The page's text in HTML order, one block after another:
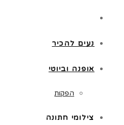
נעים להכיר
אופנה וביוטי
הפקות
צילומי חתונה